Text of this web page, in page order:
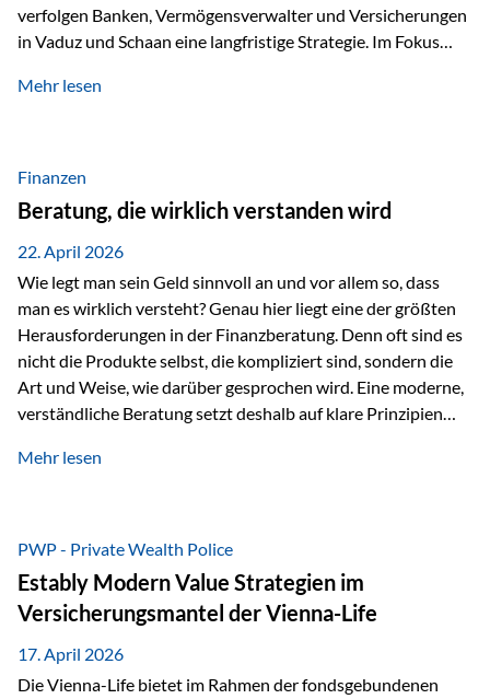
verfolgen Banken, Vermögensverwalter und Versicherungen
in Vaduz und Schaan eine langfristige Strategie. Im Fokus
Marktzugang Liechtenstein hat sich in den letzten Jahren zu
verfügbaren Kennzahlen (Stand Ende 2024, veröffentlicht
2025/2026)…
Mehr lesen
Finanzen
Beratung, die wirklich verstanden wird
22. April 2026
Wie legt man sein Geld sinnvoll an und vor allem so, dass
man es wirklich versteht? Genau hier liegt eine der größten
Herausforderungen in der Finanzberatung. Denn oft sind es
nicht die Produkte selbst, die kompliziert sind, sondern die
Art und Weise, wie darüber gesprochen wird. Eine moderne,
verständliche Beratung setzt deshalb auf klare Prinzipien
fünf zentrale Faktoren: eine saubere Struktur, breite
diesem Thema liefern unter anderem die praxisnahen
Ansätze von Finanzexperte Klaus Rost, der seit vielen Jahren
für eine verständliche und…
Mehr lesen
PWP - Private Wealth Police
Estably Modern Value Strategien im
Versicherungsmantel der Vienna-Life
17. April 2026
Die Vienna-Life bietet im Rahmen der fondsgebundenen